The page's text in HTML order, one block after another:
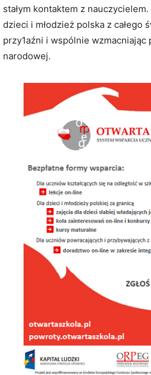
stałym kontaktem z
dzieci i młodzież polska z całego
przy1aźni i wspólnie wzmacniając
narodowej.